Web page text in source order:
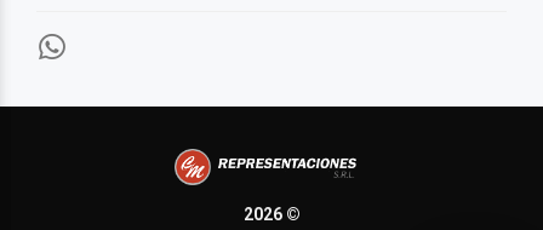
2026 ©